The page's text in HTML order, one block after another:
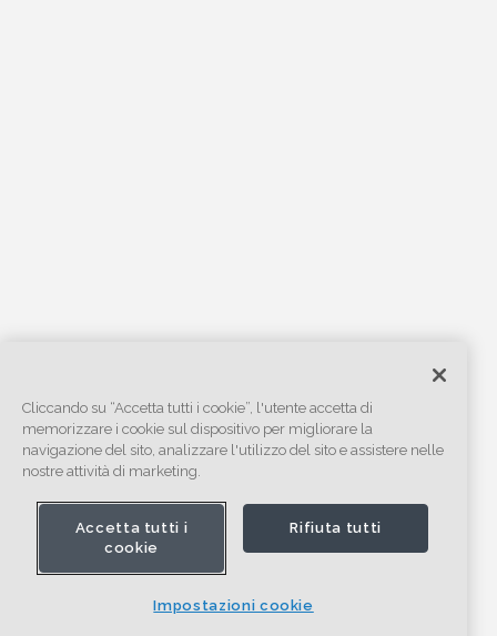
Cliccando su “Accetta tutti i cookie”, l'utente accetta di
memorizzare i cookie sul dispositivo per migliorare la
navigazione del sito, analizzare l'utilizzo del sito e assistere nelle
nostre attività di marketing.
Accetta tutti i
cookie
Rifiuta tutti
Impostazioni cookie